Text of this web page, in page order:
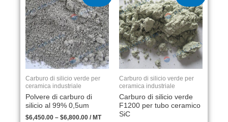
Carburo di silicio verde per
ceramica industriale
Polvere di carburo di
silicio al 99% 0,5um
$6,450.00 – $6,800.00 / MT
Carburo di silicio verde per
ceramica industriale
Carburo di silicio verde
F1200 per tubo ceramico
SiC